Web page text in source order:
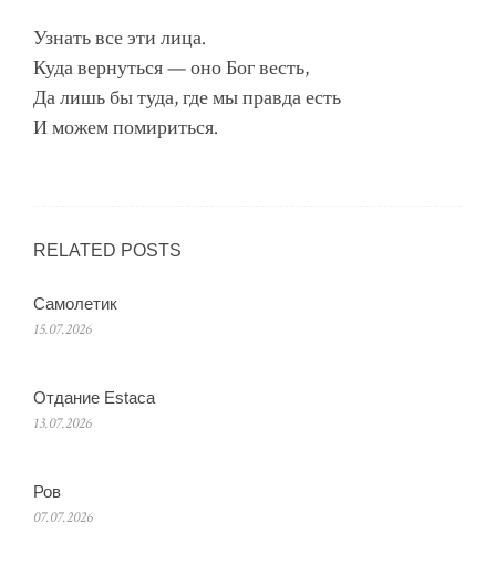
Узнать все эти лица.
Куда вернуться — оно Бог весть,
Да лишь бы туда, где мы правда есть
И можем помириться.
RELATED POSTS
Самолетик
15.07.2026
Отдание Estaca
13.07.2026
Ров
07.07.2026